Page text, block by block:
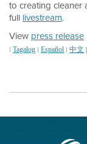
to creating cleaner
full livestream.
View press release
| Tagalog | Español | 中文 )